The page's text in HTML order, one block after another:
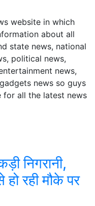
website in which
about all
state news, national
political news,
news,
news so guys
for all the latest news
निगरानी,
रही मौके पर